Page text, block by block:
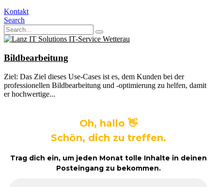
Kontakt
Search
Bildbearbeitung
Ziel: Das Ziel dieses Use-Cases ist es, dem Kunden bei der
professionellen Bildbearbeitung und -optimierung zu helfen, damit
er hochwertige...
Oh, hallo 👋
Schön, dich zu treffen.
Trag dich ein, um jeden Monat tolle Inhalte in deinen
Posteingang zu bekommen.